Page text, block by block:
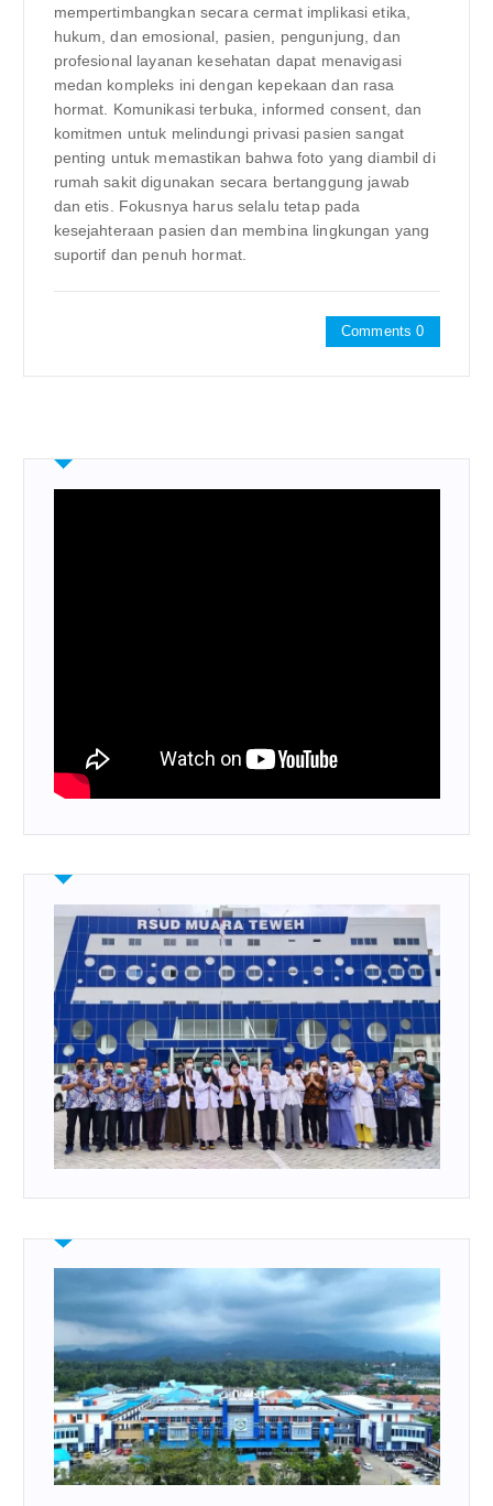
mempertimbangkan secara cermat implikasi etika,
hukum, dan emosional, pasien, pengunjung, dan
profesional layanan kesehatan dapat menavigasi
medan kompleks ini dengan kepekaan dan rasa
hormat. Komunikasi terbuka, informed consent, dan
komitmen untuk melindungi privasi pasien sangat
penting untuk memastikan bahwa foto yang diambil di
rumah sakit digunakan secara bertanggung jawab
dan etis. Fokusnya harus selalu tetap pada
kesejahteraan pasien dan membina lingkungan yang
suportif dan penuh hormat.
Comments 0